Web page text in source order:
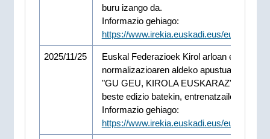
buru izango da.
Informazio gehiago:
https://www.irekia.euskadi.eus/eu/news/
2025/11/25
Euskal Federazioek Kirol arloan
normalizazioaren aldeko apustua indartu
"GU GEU, KIROLA EUSKARAZ"
beste edizio batekin, entrenatzaileak
Informazio gehiago:
https://www.irekia.euskadi.eus/eu/news/